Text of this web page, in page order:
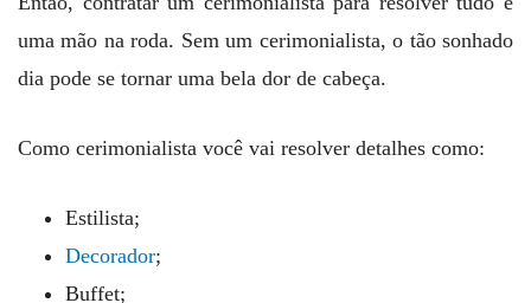
uma mão na roda. Sem um cerimonialista, o tão sonhado
dia pode se tornar uma bela dor de cabeça.
Como cerimonialista você vai resolver detalhes como:
Estilista;
Decorador;
Buffet;